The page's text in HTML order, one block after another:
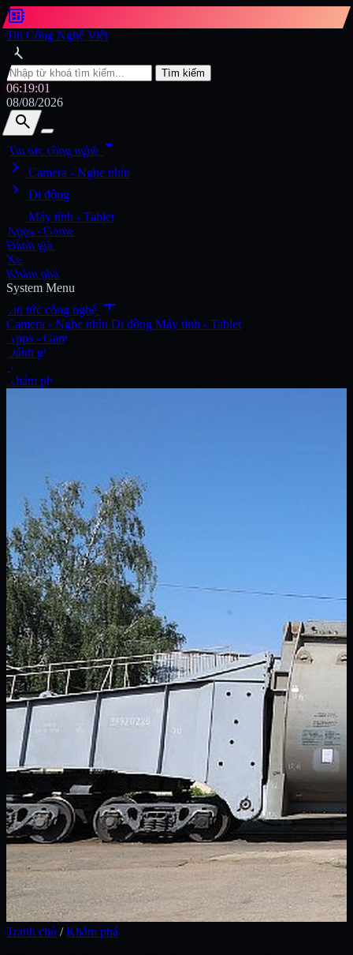
developer_board
Tin Công Nghệ Việt
search
Tìm kiếm
06:19:03
08/08/2026
search
search
Tin tức công nghệarrow_drop_down
chevron_right
Camera - Nghe nhìn
chevron_right Di động
Máy tính - Tablet
Apps - Game
Đánh giá
Xe
Khám phá
System Menu
Tin tức công nghệ add
Camera - Nghe nhìn Di động Máy tính - Tablet
Apps - Game
Đánh giá
Xe
Khám phá
Tranh chủ / Khám phá